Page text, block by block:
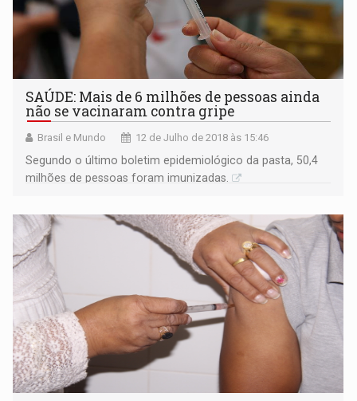
SAÚDE: Mais de 6 milhões de pessoas ainda
não se vacinaram contra gripe
Brasil e Mundo 12 de Julho de 2018 às 15:46
Segundo o último boletim epidemiológico da pasta, 50,4
milhões de pessoas foram imunizadas.